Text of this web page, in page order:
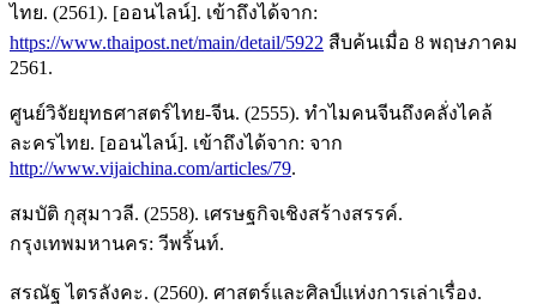
ไทย. (2561). [ออนไลน์]. เข้าถึงได้จาก:
https://www.thaipost.net/main/detail/5922 สืบค้นเมื่อ 8 พฤษภาคม
2561.
ศูนย์วิจัยยุทธศาสตร์ไทย-จีน. (2555). ทำไมคนจีนถึงคลั่งไคล้
ละครไทย. [ออนไลน์]. เข้าถึงได้จาก: จาก
http://www.vijaichina.com/articles/79.
สมบัติ กุสุมาวลี. (2558). เศรษฐกิจเชิงสร้างสรรค์.
กรุงเทพมหานคร: วีพริ้นท์.
สรณัฐ ไตรลังคะ. (2560). ศาสตร์และศิลป์แห่งการเล่าเรื่อง.